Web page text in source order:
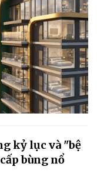
kỷ lục và "bệ
bùng nổ